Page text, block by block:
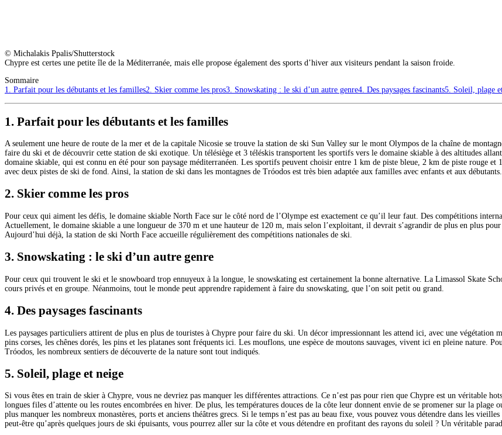
© Michalakis Ppalis/Shutterstock
Chypre est certes une petite île de la Méditerranée, mais elle propose également des sports d’hiver aux visiteurs pendant la saison froide.
Sommaire
1. Parfait pour les débutants et les familles2. Skier comme les pros3. Snowskating : le ski d’un autre genre4. Des paysages fascinants5. Soleil, plage
1. Parfait pour les débutants et les familles
A seulement une heure de route de la mer et de la capitale Nicosie se trouve la station de ski Sun Valley sur le mont Olympos de la chaîne de
faire du ski et de découvrir cette station de ski exotique. Un télésiège et 3 téléskis transportent les sportifs vers le domaine skiable à des altitudes
domaine skiable, qui est connu en été pour son paysage méditerranéen. Les sportifs peuvent choisir entre 1 km de piste bleue, 2 km de piste rouge
avec deux pistes de ski de fond. Ainsi, la station de ski dans les montagnes de Tróodos est très bien adaptée aux familles avec enfants et aux débutants.
2. Skier comme les pros
Pour ceux qui aiment les défis, le domaine skiable North Face sur le côté nord de l’Olympe est exactement ce qu’il leur faut. Des compétitions
Actuellement, le domaine skiable a une longueur de 370 m et une hauteur de 120 m, mais selon l’exploitant, il devrait s’agrandir de plus en plus
Aujourd’hui déjà, la station de ski North Face accueille régulièrement des compétitions nationales de ski.
3. Snowskating : le ski d’un autre genre
Pour ceux qui trouvent le ski et le snowboard trop ennuyeux à la longue, le snowskating est certainement la bonne alternative. La Limassol Skate
cours privés et en groupe. Néanmoins, tout le monde peut apprendre rapidement à faire du snowskating, que l’on soit petit ou grand.
4. Des paysages fascinants
Les paysages particuliers attirent de plus en plus de touristes à Chypre pour faire du ski. Un décor impressionnant les attend ici, avec une végétation
pins corses, les chênes dorés, les pins et les platanes sont fréquents ici. Les mouflons, une espèce de moutons sauvages, vivent ici en pleine nature.
Tróodos, les nombreux sentiers de découverte de la nature sont tout indiqués.
5. Soleil, plage et neige
Si vous êtes en train de skier à Chypre, vous ne devriez pas manquer les différentes attractions. Ce n’est pas pour rien que Chypre est un véritable
longues files d’attente ou les routes encombrées en hiver. De plus, les températures douces de la côte leur donnent envie de se promener sur la
plus manquer les nombreux monastères, ports et anciens théâtres grecs. Si le temps n’est pas au beau fixe, vous pouvez vous détendre dans les
peut-être qu’après quelques jours de ski épuisants, vous pourrez aller sur la côte et vous détendre en profitant des rayons du soleil ? Un véritable